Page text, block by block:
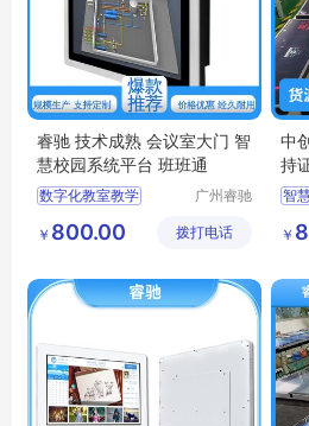
睿驰 技术成熟 会议室大门 智
慧校园系统平台 班班通
数字化教室教学
校园管理系统
班级互动展示平台
广州睿驰
公司
￥ 800.00 拨打电话
中
持
智
智
￥